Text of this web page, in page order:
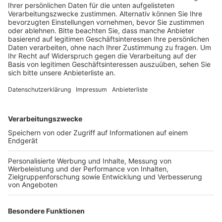
Anzeige
Denn Grund für die Rückstaus ist ein technischer
Defekt an der Ampelanlage – und der soll jetzt
den technischen Defekt kann die Ampelanlage aktuell
individuell für die Anlage entworfenen
Schaltprogramm arbeiten. Die Ampel schaltet aktuell
also nicht nach dem tatsächlichen
Verkehrsaufkommen, sondern arbeitet standardmäßig
alle Phasen nacheinander ab und dadurch entstehen
gerade in Spitzenverkehrszeiten Rückstaus, heißt es.
Das Ersatzbauteil für die Ampelanlage ist nach
in der nächsten Woche geliefert und eingebaut